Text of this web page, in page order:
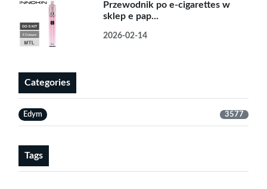
Przewodnik po e-cigarettes w
sklep e pap...
2026-02-14
Categories
Edym 3577
Tags